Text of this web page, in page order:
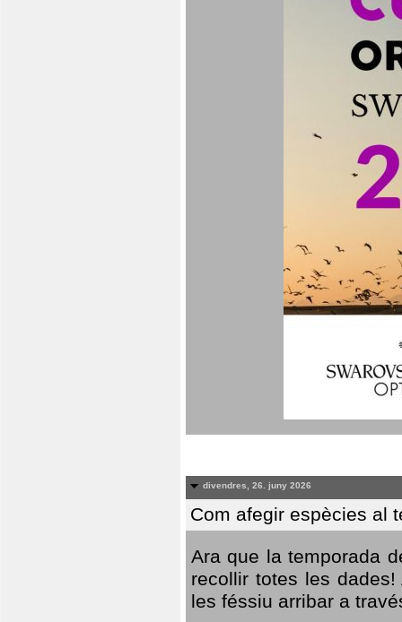
divendres, 26. juny 2026
Com afegir espècies al
Ara que la temporada
recollir totes les
les féssiu arribar a